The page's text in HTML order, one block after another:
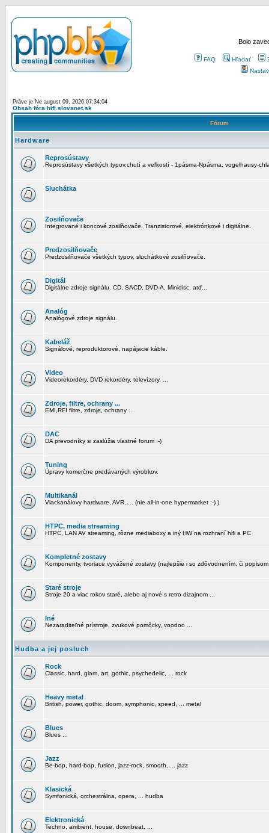
Bolo
FAQ Hľadať
Práve je Ne august 09, 2026 07:34:04
Obsah fóra hifi.slovanet.sk
Fórum
Hardware
Reprosústavy
Reprosústavy všetkých typov,chutí a veľkostí - 1pásma-Npásma, vogelhausy-
Sluchátka
Zosilňovače
Integrované i koncové zosilňovače. Tranzistorové, elektrónkové i digitálne.
Predzosilňovače
Predzosilňovače všetkých typov, sluchátkové zosilňovače.
Digitál
Digitálne zdroje signálu. CD, SACD, DVD-A, Minidisc, atď...
Analóg
Analógové zdroje signálu.
Kabeláž
Signálové, reproduktorové, napájacie káble.
Video
Videorekordéry, DVD rekordéry, televízory, ...
Zdroje, filtre, ochrany ...
EMI,RFI filtre, zdroje, ochrany ...
DAC
DA prevodníky si zaslúžia vlastné forum :-)
Tuning
Úpravy komerčne predávaných výrobkov.
Multikanál
Viackanálovy hardware, AVR, ... (nie all-in-one hypermarket :-) )
HTPC, media streaming
HTPC, LAN AV streaming, rôzne mediaboxy a iný HW na rozhraní hifi a PC
Kompletné zostavy
Komponenty, tvoriace vyvážené zostavy (najlepšie i so zdôvodnením, či
Staré stroje
Stroje 20 a viac rokov staré, alebo aj nové s retro dizajnom ...
Iné
Nezaraditeľné prístroje, zvukové pomôcky, voodoo ...
Hudba a jej posluch
Rock
Classic, hard, glam, art, gothic, psychedelic, ... rock
Heavy metal
British, power, gothic, doom, symphonic, speed, ... metal
Blues
Blues ...
Jazz
Be-bop, hard-bop, fusion, jazz-rock, smooth, ... jazz
Klasická
Symfonická, orchestrálna, opera, ... hudba
Elektronická
Techno, ambient, house, downbeat, ...